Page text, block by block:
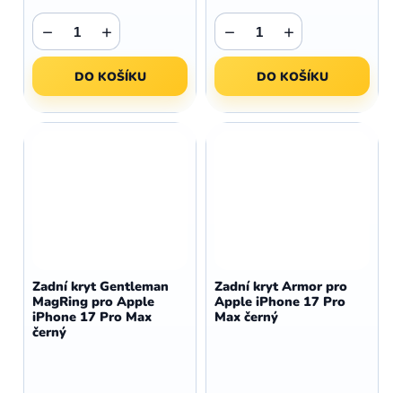
+
−
DO KOŠÍKU
+
−
DO KOŠÍKU
Zadní kryt Gentleman
MagRing pro Apple
iPhone 17 Pro Max
černý
Zadní kryt Armor pro
Apple iPhone 17 Pro
Max černý